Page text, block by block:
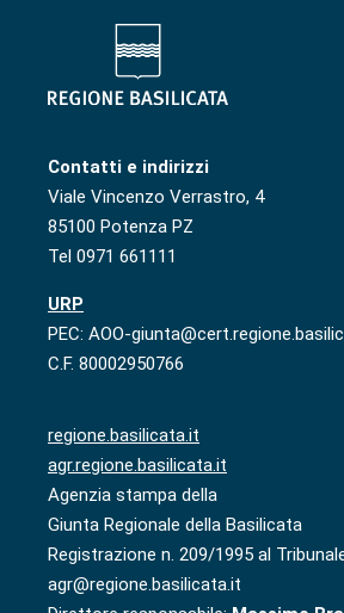
Contatti e indirizzi
Viale Vincenzo Verrastro, 4
85100 Potenza PZ
Tel 0971 661111
URP
PEC: AOO-
C.F. 80002950766
regione.basilicata.it
agr.regione.basilicata.it
Agenzia stampa della
Giunta Regionale della Basilicata
Registrazione n. 209/1995 al
agr@regione.basilicata.it